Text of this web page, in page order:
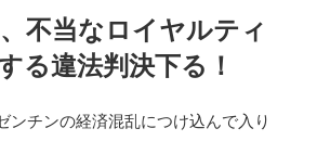
不当なロイヤルティ
る違法判決下る！
ンチンの経済混乱につけ込んで入り